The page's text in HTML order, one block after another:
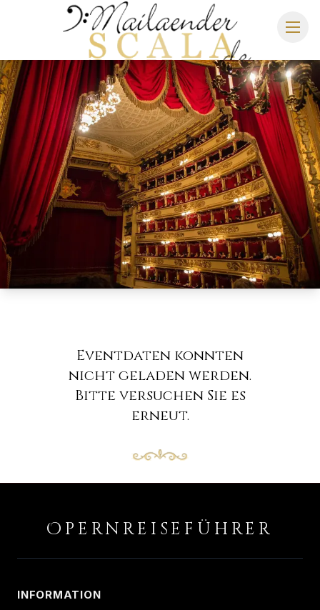
MAILÄNDER SCALA
SPIELPLAN 2026/2027
SITZPLAN HOTELS
Eventdaten konnten
nicht geladen werden.
Bitte versuchen Sie es
erneut.
O PERNREISEFÜHRER
INFORMATION